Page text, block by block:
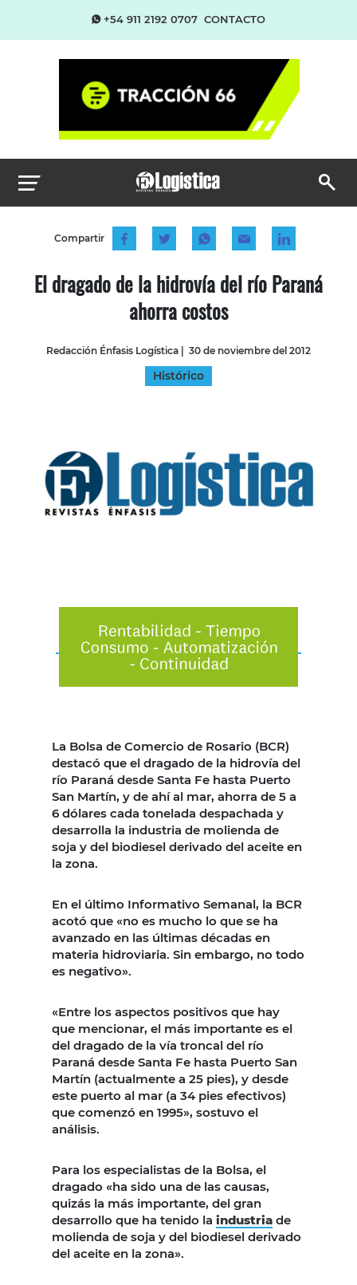
+54 911 2192 0707 CONTACTO
Compartir
El dragado de la hidrovía del río Paraná
ahorra costos
Redacción Énfasis Logística | 30 de noviembre del 2012
Histórico
La Bolsa de Comercio de Rosario (BCR)
destacó que el dragado de la hidrovía del
río Paraná desde Santa Fe hasta Puerto
San Martín, y de ahí al mar, ahorra de 5 a
6 dólares cada tonelada despachada y
desarrolla la industria de molienda de
soja y del biodiesel derivado del aceite en
la zona.
En el último Informativo Semanal, la BCR
acotó que «no es mucho lo que se ha
avanzado en las últimas décadas en
materia hidroviaria. Sin embargo, no todo
es negativo».
«Entre los aspectos positivos que hay
que mencionar, el más importante es el
del dragado de la vía troncal del río
Paraná desde Santa Fe hasta Puerto San
Martín (actualmente a 25 pies), y desde
este puerto al mar (a 34 pies efectivos)
que comenzó en 1995», sostuvo el
análisis.
Para los especialistas de la Bolsa, el
dragado «ha sido una de las causas,
quizás la más importante, del gran
desarrollo que ha tenido la industria de
molienda de soja y del biodiesel derivado
del aceite en la zona».